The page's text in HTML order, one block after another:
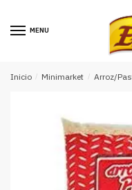
MENU
Inicio / Minimarket / Arroz/